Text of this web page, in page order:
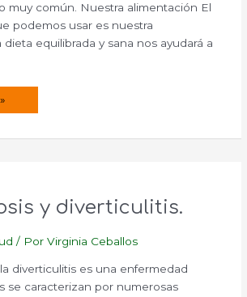
muy común. Nuestra alimentación El
podemos usar es nuestra
equilibrada y sana nos ayudará a
y diverticulitis.
/ PorVirginia Ceballos
diverticulitis es una enfermedad
se caracterizan por numerosas